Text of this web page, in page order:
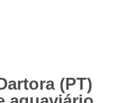
(PT)